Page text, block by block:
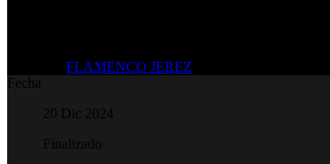
FLAMENCO JEREZ
Fecha
20 Dic 2024
Finalizado